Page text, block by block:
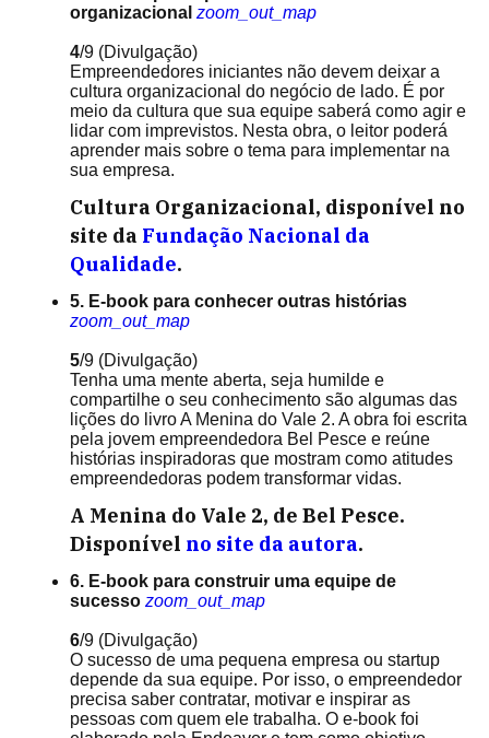
organizacional zoom_out_map
4/9 (Divulgação)
Empreendedores iniciantes não devem deixar a
cultura organizacional do negócio de lado. É por
meio da cultura que sua equipe saberá como agir e
lidar com imprevistos. Nesta obra, o leitor poderá
aprender mais sobre o tema para implementar na
sua empresa.
Cultura Organizacional, disponível no
site da Fundação Nacional da
Qualidade.
5. E-book para conhecer outras histórias
zoom_out_map
5/9 (Divulgação)
Tenha uma mente aberta, seja humilde e
compartilhe o seu conhecimento são algumas das
lições do livro A Menina do Vale 2. A obra foi escrita
pela jovem empreendedora Bel Pesce e reúne
histórias inspiradoras que mostram como atitudes
empreendedoras podem transformar vidas.
A Menina do Vale 2, de Bel Pesce.
Disponível no site da autora.
6. E-book para construir uma equipe de
sucesso zoom_out_map
6/9 (Divulgação)
O sucesso de uma pequena empresa ou startup
depende da sua equipe. Por isso, o empreendedor
precisa saber contratar, motivar e inspirar as
pessoas com quem ele trabalha. O e-book foi